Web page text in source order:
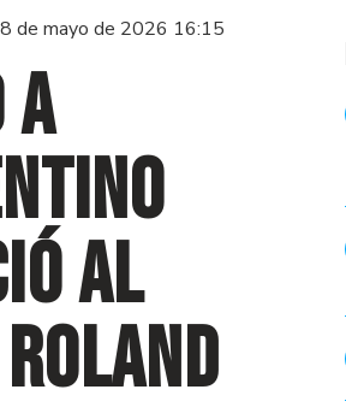
de mayo de 2026 16:15
al